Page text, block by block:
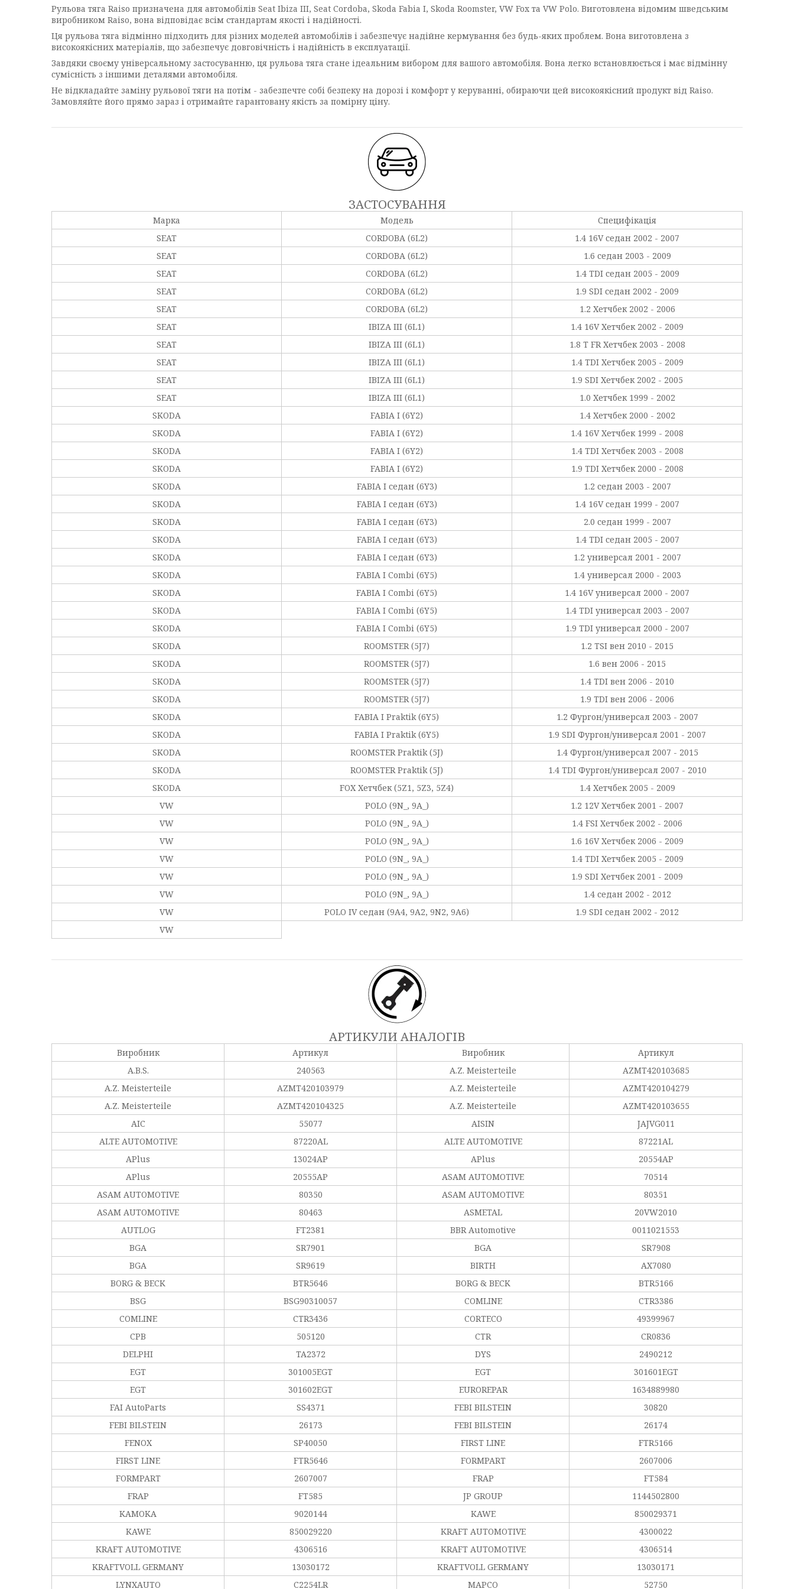
Рульова тяга Raiso призначена для автомобілів Seat Ibiza III, Seat Cordoba, Skoda Fabia I, Skoda Roomster, VW Fox та VW Polo. Виготовлена відомим шведським
виробником Raiso, вона відповідає всім стандартам якості і надійності.
Ця рульова тяга відмінно підходить для різних моделей автомобілів і забезпечує надійне кермування без будь-яких проблем. Вона виготовлена з
високоякісних матеріалів, що забезпечує довговічність і надійність в експлуатації.
Завдяки своєму універсальному застосуванню, ця рульова тяга стане ідеальним вибором для вашого автомобіля. Вона легко встановлюється і має відмінну
сумісність з іншими деталями автомобіля.
Не відкладайте заміну рульової тяги на потім - забезпечте собі безпеку на дорозі і комфорт у керуванні, обираючи цей високоякісний продукт від Raiso.
Замовляйте його прямо зараз і отримайте гарантовану якість за помірну ціну.
ЗАСТОСУВАННЯ
Марка Модель
Специфікація
SEAT
CORDOBA (6L2)
1.4 16V седан 2002 - 2007
SEAT
CORDOBA (6L2)
1.6 седан 2003 - 2009
SEAT
CORDOBA (6L2)
1.4 TDI седан 2005 - 2009
SEAT
CORDOBA (6L2)
1.9 SDI седан 2002 - 2009
SEAT
CORDOBA (6L2)
1.2 Хетчбек 2002 - 2006
SEAT
IBIZA III (6L1)
1.4 16V Хетчбек 2002 - 2009
SEAT
IBIZA III (6L1)
1.8 T FR Хетчбек 2003 - 2008
SEAT
IBIZA III (6L1)
1.4 TDI Хетчбек 2005 - 2009
SEAT
IBIZA III (6L1)
1.9 SDI Хетчбек 2002 - 2005
SEAT
IBIZA III (6L1)
1.0 Хетчбек 1999 - 2002
SKODA
FABIA I (6Y2)
1.4 Хетчбек 2000 - 2002
SKODA
FABIA I (6Y2)
1.4 16V Хетчбек 1999 - 2008
SKODA
FABIA I (6Y2)
1.4 TDI Хетчбек 2003 - 2008
SKODA
FABIA I (6Y2)
1.9 TDI Хетчбек 2000 - 2008
SKODA
FABIA I седан (6Y3)
1.2 седан 2003 - 2007
SKODA
FABIA I седан (6Y3)
1.4 16V седан 1999 - 2007
SKODA
FABIA I седан (6Y3)
2.0 седан 1999 - 2007
SKODA
FABIA I седан (6Y3)
1.4 TDI седан 2005 - 2007
SKODA
FABIA I седан (6Y3)
1.2 универсал 2001 - 2007
SKODA
FABIA I Combi (6Y5)
1.4 универсал 2000 - 2003
SKODA
FABIA I Combi (6Y5)
1.4 16V универсал 2000 - 2007
SKODA
FABIA I Combi (6Y5)
1.4 TDI универсал 2003 - 2007
SKODA
FABIA I Combi (6Y5)
1.9 TDI универсал 2000 - 2007
SKODA
ROOMSTER (5J7)
1.2 TSI вен 2010 - 2015
SKODA
ROOMSTER (5J7)
1.6 вен 2006 - 2015
SKODA
ROOMSTER (5J7)
1.4 TDI вен 2006 - 2010
SKODA
ROOMSTER (5J7)
1.9 TDI вен 2006 - 2006
SKODA
FABIA I Praktik (6Y5)
1.2 Фургон/универсал 2003 - 2007
SKODA
FABIA I Praktik (6Y5)
1.9 SDI Фургон/универсал 2001 - 2007
SKODA
ROOMSTER Praktik (5J)
1.4 Фургон/универсал 2007 - 2015
SKODA
ROOMSTER Praktik (5J)
1.4 TDI Фургон/универсал 2007 - 2010
SKODA
FOX Хетчбек (5Z1, 5Z3, 5Z4)
1.4 Хетчбек 2005 - 2009
VW
POLO (9N_, 9A_)
1.2 12V Хетчбек 2001 - 2007
VW
POLO (9N_, 9A_)
1.4 FSI Хетчбек 2002 - 2006
VW
POLO (9N_, 9A_)
1.6 16V Хетчбек 2006 - 2009
VW
POLO (9N_, 9A_)
1.4 TDI Хетчбек 2005 - 2009
VW
POLO (9N_, 9A_)
1.9 SDI Хетчбек 2001 - 2009
VW
POLO (9N_, 9A_)
1.4 седан 2002 - 2012
VW
POLO IV седан (9A4, 9A2, 9N2, 9A6)
1.9 SDI седан 2002 - 2012
VW
АРТИКУЛИ АНАЛОГІВ
Виробник Артикул Виробник
Артикул
A.B.S.
240563 A.Z. Meisterteile
AZMT420103685
A.Z. Meisterteile
AZMT420103979 A.Z. Meisterteile
AZMT420104279
A.Z. Meisterteile
AZMT420104325 A.Z. Meisterteile
AZMT420103655
AIC
55077 AISIN
JAJVG011
ALTE AUTOMOTIVE
87220AL ALTE AUTOMOTIVE
87221AL
APlus
13024AP APlus
20554AP
APlus
20555AP ASAM AUTOMOTIVE
70514
ASAM AUTOMOTIVE
80350 ASAM AUTOMOTIVE
80351
ASAM AUTOMOTIVE
80463 ASMETAL
20VW2010
AUTLOG
FT2381 BBR Automotive
0011021553
BGA
SR7901 BGA
SR7908
BGA
SR9619 BIRTH
AX7080
BORG & BECK
BTR5646 BORG & BECK
BTR5166
BSG
BSG90310057 COMLINE
CTR3386
COMLINE
CTR3436 CORTECO
49399967
CPB
505120 CTR
CR0836
DELPHI
TA2372 DYS
2490212
EGT
301005EGT EGT
301601EGT
EGT
301602EGT EUROREPAR
1634889980
FAI AutoParts
SS4371 FEBI BILSTEIN
30820
FEBI BILSTEIN
26173 FEBI BILSTEIN
26174
FENOX
SP40050 FIRST LINE
FTR5166
FIRST LINE
FTR5646 FORMPART
2607006
FORMPART
2607007 FRAP
FT584
FRAP
FT585 JP GROUP
1144502800
KAMOKA
9020144 KAWE
850029371
KAWE
850029220 KRAFT AUTOMOTIVE
4300022
KRAFT AUTOMOTIVE
4306516 KRAFT AUTOMOTIVE
4306514
KRAFTVOLL GERMANY
13030172 KRAFTVOLL GERMANY
13030171
LYNXAUTO
C2254LR MAPCO 52750